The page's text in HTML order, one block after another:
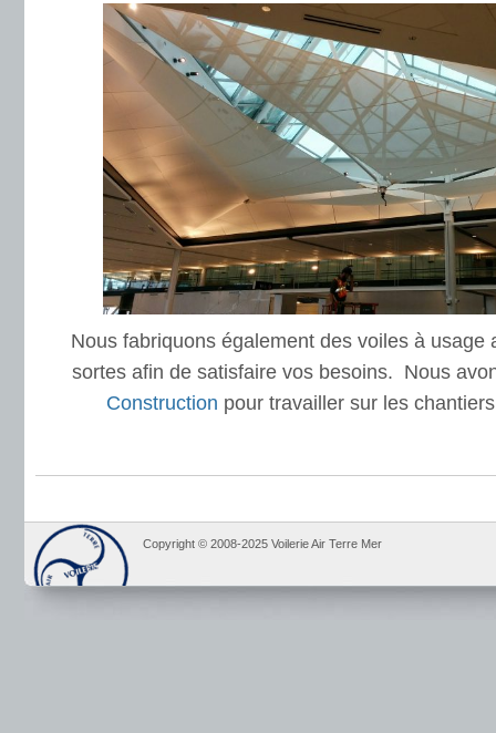
Nous fabriquons également des voiles à usage
sortes afin de satisfaire vos besoins. Nous
Construction pour travailler sur les
Copyright © 2008-2025 Voilerie Air Terre Mer